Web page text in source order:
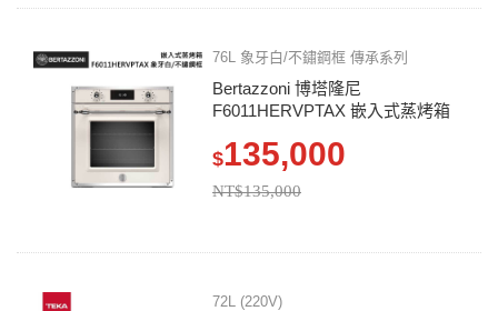
76L 象牙白/不鏽鋼框 傳承系列
Bertazzoni 博塔隆尼
F6011HERVPTAX 嵌入式蒸烤箱
$135,000
NT$135,000
72L (220V)